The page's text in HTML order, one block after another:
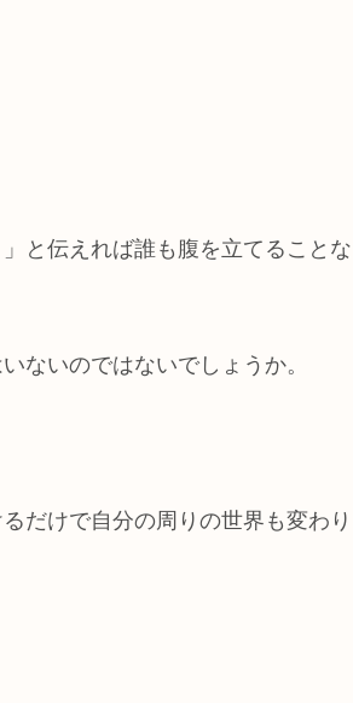
と伝えれば誰も腹を立てることな
ないのではないでしょうか。
だけで自分の周りの世界も変わり